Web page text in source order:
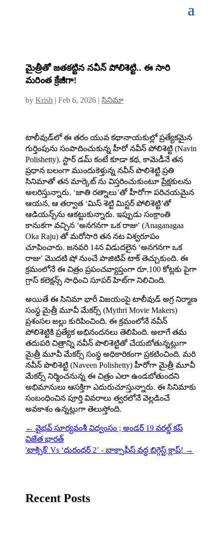
మైత్రీతో జతకట్టిన నవీన్ పోలిశెట్టి.. ఈ సారి
మ‌రింత క్రేజీగా!
byKrish |Feb 6, 2026 |సినిమా
టాలీవుడ్‌లో ఈ తరం యువ కథానాయకుల్లో ప్రత్యేకమైన
గుర్తింపును సంపాదించుకున్న హీరో నవీన్ పోలిశెట్టి (Navin
Polishetty). స్టార్ డమ్ కంటే కూడా కథ, కామెడీనే తన
ప్రధాన బలంగా ముందుకెళ్తున్న నవీన్ పొలిశెట్టి ప్రతి
సినిమాతో తన మార్కెట్ ను విస్తరించుకుంటూ ప్రేక్షకులను
అలరిస్తున్నారు. ‘జాతి రత్నాలు’తో హీరోగా పరిచయమైన
ఆయన, ఆ తర్వాత ‘మిస్ శెట్టి మిస్టర్ పోలిశెట్టి’తో
ఆడియన్స్‌ను ఆకట్టుకున్నారు. ఇప్పుడు సంక్రాంతి
కానుకగా వచ్చిన ‘అనగనగా ఒక రాజు’ (Anaganagaa
Oka Raju) తో మరోసారి తన నట విశ్వరూపం
చూపించారు. జనవరి 14న విడుదలైన ‘అనగనగా ఒక
రాజు’ మొదటి షో నుంచే పాజిటివ్ టాక్ తెచ్చుకుంది. ఈ
క్రమంలోనే ఈ చిత్రం ప్రపంచవ్యాప్తంగా రూ.100 కోట్లకు పైగా
గ్రాస్ కలెక్షన్స్ సాధించి సూపర్ హిట్‌గా నిలిచింది.
అయితే ఈ సినిమా భారీ విజ‌యంపై టాలీవుడ్ అగ్ర నిర్మాణ
సంస్థ మైత్రీ మూవీ మేకర్స్ (Mythri Movie Makers)
ప్రశంసల జల్లు కురిపించింది. ఈ క్రమంలోనే నవీన్‌
పోలిశెట్టికి ప్రత్యేక అభినందనలు తెలిపింది. అలాగే త‌మ
తదుప‌రి చిత్రాన్ని నవీన్ పొలిశెట్టితో చేయబోతున్నట్లుగా
మైత్రీ మూవీ మేకర్స్ సంస్థ అధికారికంగా ప్రకటించింది. మరి
నవీన్ పొలిశెట్టి (Naveen Polishetty) హీరోగా మైత్రీ మూవీ
మేకర్స్ నిర్మించనున్న ఈ చిత్రం ఎలా ఉండ‌బోతుంద‌ని
అభిమానులు ఆసక్తిగా ఎదురుచూస్తున్నారు. ఈ సినిమాకు
సంబంధించిన పూర్తి వివరాలు త్వరలోనే వెల్లడించే
అవకాశం ఉన్నట్లుగా తెలుస్తోంది.
←వైభవ్ సూర్యవంశీ విధ్వంసం ; అండర్ 19 వరల్డ్ కప్
విజేత భారత్
'టాక్సిక్‌' Vs ‘ధురంధర్‌ 2’ - బాక్సాఫీస్ వద్ద బిగ్గెస్ట్ క్లాష్! →
Recent Posts